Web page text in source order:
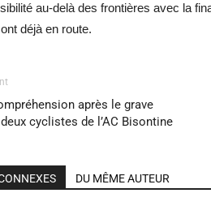
au-delà des frontières avec la
déjà en route.
après le grave
cyclistes de l’AC Bisontine
DU MÊME AUTEUR